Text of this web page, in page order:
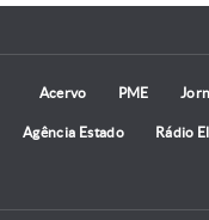
Acervo PME
Agência Estado Rádio